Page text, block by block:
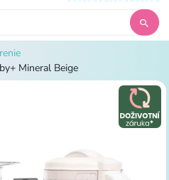
Mineral Beige